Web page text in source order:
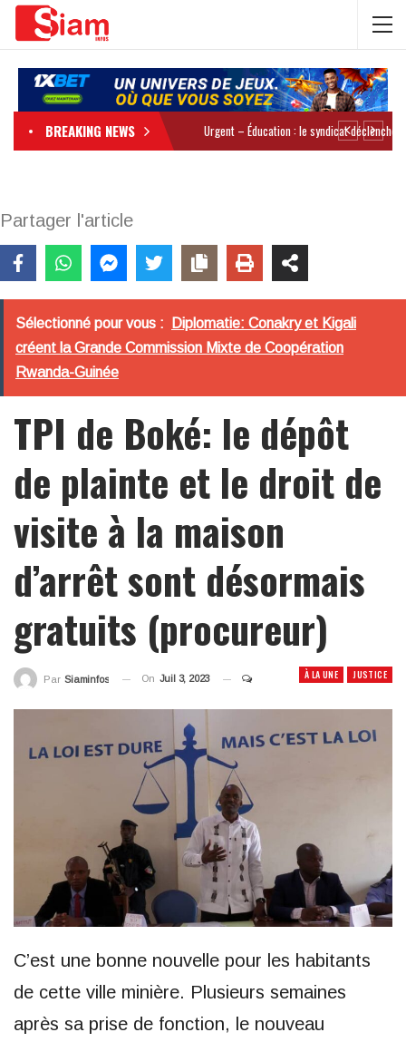
BREAKING NEWS
Partager l'article
Sélectionné pour vous :
Diplomatie: Conakry et Kigali
créent la Grande Commission Mixte de Coopération
Rwanda-Guinée
TPI de Boké: le dépôt
de plainte et le droit de
visite à la maison
d’arrêt sont désormais
gratuits (procureur)
À LA UNE JUSTICE
Par Siaminfos On Juil 3, 2023
C’est une bonne nouvelle pour les habitants
de cette ville minière. Plusieurs semaines
après sa prise de fonction, le nouveau